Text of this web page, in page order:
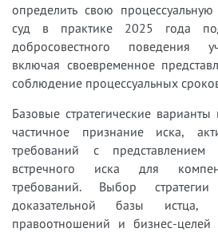
определить свою
суд в практике 2025 года
добросовестного поведения
включая своевременное
соблюдение процессуальных
Базовые стратегические
частичное признание иска,
требований с представлением
встречного иска для
требований. Выбор
доказательной базы истца,
правоотношений и бизнес-целей